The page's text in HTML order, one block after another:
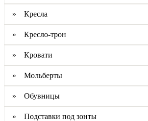
» Кресла
» Кресло-трон
» Кровати
» Мольберты
» Обувницы
» Подставки под зонты